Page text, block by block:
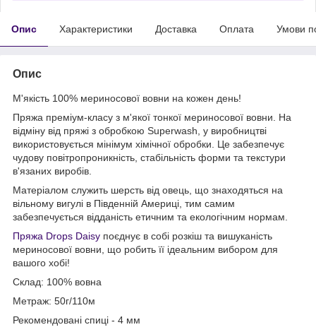
Опис Характеристики Доставка Оплата Умови
Опис
М'якість 100% мериносової вовни на кожен день!
Пряжа преміум-класу з м'якої тонкої мериносової вовни. На
відміну від пряжі з обробкою Superwash, у виробництві
використовується мінімум хімічної обробки. Це забезпечує
чудову повітропроникність, стабільність форми та текстури
в'язаних виробів.
Матеріалом служить шерсть від овець, що знаходяться на
вільному вигулі в Південній Америці, тим самим
забезпечується відданість етичним та екологічним нормам.
Пряжа Drops Daisy поєднує в собі розкіш та вишуканість
мериносової вовни, що робить її ідеальним вибором для
вашого хобі!
Склад: 100% вовна
Метраж: 50г/110м
Рекомендовані спиці - 4 мм